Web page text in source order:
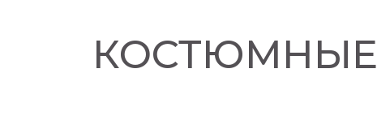
КОСТЮМНЫЕ